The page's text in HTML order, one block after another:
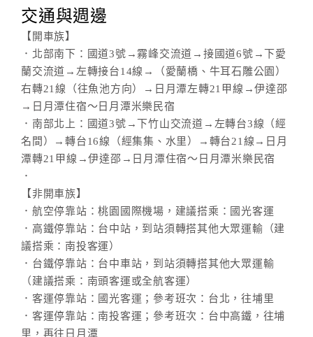
交通與週邊
【開車族】
．北部南下：國道3號→霧峰交流道→接國道6號→下愛
蘭交流道→左轉接台14線→（愛蘭橋、牛耳石雕公園）
右轉21線（往魚池方向）→日月潭左轉21甲線→伊達邵
→日月潭住宿～日月潭米樂民宿
．南部北上：國道3號→下竹山交流道→左轉台3線（經
名間）→轉台16線（經集集、水里）→轉台21線→日月
潭轉21甲線→伊達邵→日月潭住宿～日月潭米樂民宿
．
【非開車族】
．航空停靠站：桃園國際機場，建議搭乘：國光客運
．高鐵停靠站：台中站，到站須轉搭其他大眾運輸（建
議搭乘：南投客運）
．台鐵停靠站：台中車站，到站須轉搭其他大眾運輸
（建議搭乘：南頭客運或全航客運）
．客運停靠站：國光客運；參考班次：台北，往埔里
．客運停靠站：南投客運；參考班次：台中高鐵，往埔
里，再往日月潭